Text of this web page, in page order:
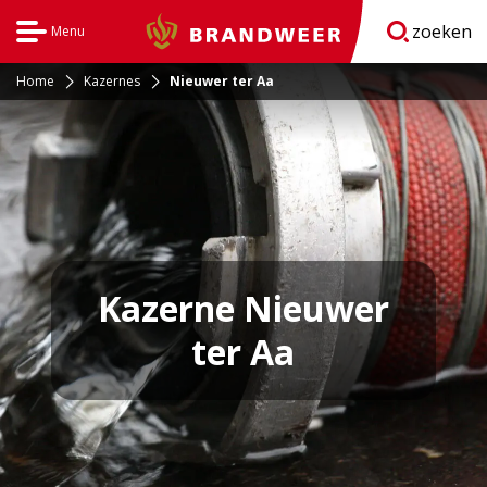
Menu Brandweer zoeken
Home Kazernes Nieuwer ter Aa
Kazerne Nieuwer
ter Aa